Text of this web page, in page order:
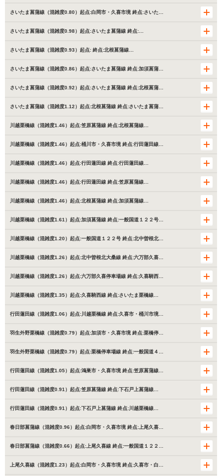
さいたま菖蒲線（混雑度0.80）起点:白岡市・久喜市境 終点:さいた…
さいたま菖蒲線（混雑度0.98）起点:さいたま菖蒲線 終点:…
さいたま菖蒲線（混雑度0.93）起点: 終点:北根菖蒲線…
さいたま菖蒲線（混雑度0.86）起点:さいたま菖蒲線 終点:加須菖蒲…
さいたま菖蒲線（混雑度0.92）起点:さいたま菖蒲線 終点:北根菖蒲…
さいたま菖蒲線（混雑度1.12）起点:北根菖蒲線 終点:さいたま菖蒲…
川越栗橋線（混雑度1.46）起点:笠原菖蒲線 終点:北根菖蒲線…
川越栗橋線（混雑度1.46）起点:桶川市・久喜市境 終点:行田蓮田線…
川越栗橋線（混雑度1.46）起点:行田蓮田線 終点:行田蓮田線…
川越栗橋線（混雑度1.46）起点:行田蓮田線 終点:笠原菖蒲線…
川越栗橋線（混雑度1.46）起点:北根菖蒲線 終点:加須菖蒲線…
川越栗橋線（混雑度1.61）起点:加須菖蒲線 終点:一般国道１２２号…
川越栗橋線（混雑度1.20）起点:一般国道１２２号 終点:北中曽根北…
川越栗橋線（混雑度1.26）起点:北中曽根北大桑線 終点:六万部久喜…
川越栗橋線（混雑度1.26）起点:六万部久喜停車場線 終点:久喜騎西…
川越栗橋線（混雑度1.35）起点:久喜騎西線 終点:さいたま栗橋線…
行田蓮田線（混雑度1.06）起点:川越栗橋線 終点:久喜市・桶川市境…
羽生外野栗橋線（混雑度0.79）起点:加須市・久喜市境 終点:栗橋停…
羽生外野栗橋線（混雑度0.79）起点:栗橋停車場線 終点:一般国道４…
行田蓮田線（混雑度1.05）起点:鴻巣市・久喜市境 終点:笠原菖蒲線…
行田蓮田線（混雑度0.91）起点:笠原菖蒲線 終点:下石戸上菖蒲線…
行田蓮田線（混雑度0.91）起点:下石戸上菖蒲線 終点:川越栗橋線…
春日部菖蒲線（混雑度0.96）起点:白岡市・久喜市境 終点:上尾久喜…
春日部菖蒲線（混雑度0.66）起点:上尾久喜線 終点:一般国道１２２…
上尾久喜線（混雑度1.23）起点:白岡市・久喜市境 終点:久喜市・白…